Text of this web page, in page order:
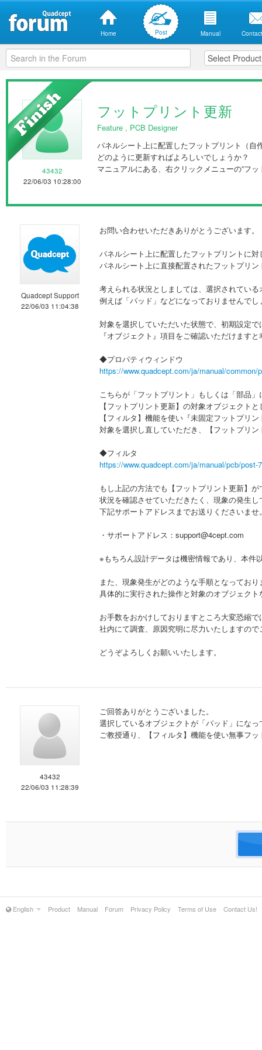
Home Post Manual
43432
22/06/03 10:28:00
フットプリント更新
Feature , PCB Designer
パネルシート上に配置したフットプリント（
どのように更新すればよろしいでしょうか？
マニュアルにある、右クリックメニューの”フ
Quadcept Support
22/06/03 11:04:38
お問い合わせいただきありがとうございます。
パネルシート上に配置したフットプリントに
パネルシート上に直接配置されたフットプリ
考えられる状況としましては、選択されてい
例えば「パッド」などになっておりませんでし
対象を選択していただいた状態で、初期設定
『オブジェクト』項目をご確認いただけます
◆プロパティウィンドウ
https://www.quadcept.com/ja/manual/common/
こちらが「フットプリント」もしくは「部品
【フットプリント更新】の対象オブジェクト
【フィルタ】機能を使い『未固定フットプリ
対象を選択し直していただき、【フットプリ
◆フィルタ
https://www.quadcept.com/ja/manual/pcb/post-
もし上記の方法でも【フットプリント更新】
状況を確認させていただきたく、現象の発生
下記サポートアドレスまでお送りくださいませ
・サポートアドレス：support@4cept.com
※もちろん設計データは機密情報であり、本件
また、現象発生がどのような手順となっており
具体的に実行された操作と対象のオブジェク
お手数をおかけしておりますところ大変恐縮
社内にて調査、原因究明に尽力いたしますの
どうぞよろしくお願いいたします。
43432
22/06/03 11:28:39
ご回答ありがとうございました。
選択しているオブジェクトが「パッド」になっ
ご教授通り、【フィルタ】機能を使い無事フ
English Product Manual Forum Privacy Policy Terms of Use Contact Us!